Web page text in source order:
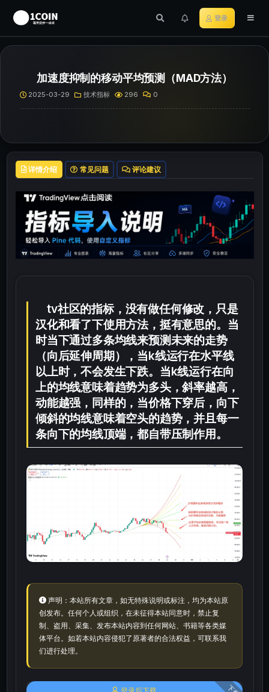
登录
加速度抑制的移动平均预测（MAD方法）
2025-03-29 技术指标 296 0
详情介绍 常见问题 评论建议
tv社区的指标，没有做任何修改，只是
汉化和看了下使用方法，挺有意思的。当
时当下通过多条均线来预测未来的走势
（向后延伸周期），当k线运行在水平线
以上时，不会发生下跌。当k线运行在向
上的均线意味着趋势为多头，斜率越高，
动能越强，同样的，当价格下穿后，向下
倾斜的均线意味着空头的趋势，并且每一
条向下的均线顶端，都自带压制作用。
声明：本站所有文章，如无特殊说明或标注，均为本站原
创发布。任何个人或组织，在未征得本站同意时，禁止复
制、盗用、采集、发布本站内容到任何网站、书籍等各类媒
体平台。如若本站内容侵犯了原著者的合法权益，可联系我
们进行处理。